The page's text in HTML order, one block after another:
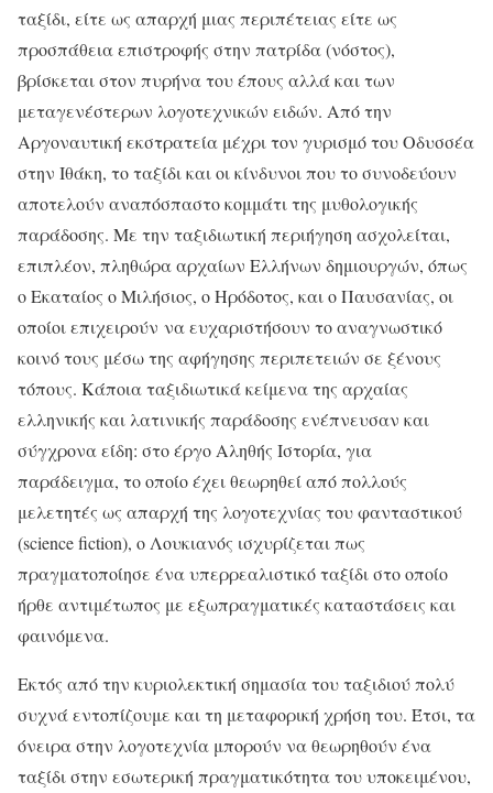
ταξίδι, είτε ως απαρχή μιας περιπέτειας είτε ως
προσπάθεια επιστροφής στην πατρίδα (νόστος),
βρίσκεται στον πυρήνα του έπους αλλά και των
μεταγενέστερων λογοτεχνικών ειδών. Από την
Αργοναυτική εκστρατεία μέχρι τον γυρισμό του Οδυσσέα
στην Ιθάκη, το ταξίδι και οι κίνδυνοι που το συνοδεύουν
αποτελούν αναπόσπαστο κομμάτι της μυθολογικής
παράδοσης. Με την ταξιδιωτική περιήγηση ασχολείται,
επιπλέον, πληθώρα αρχαίων Ελλήνων δημιουργών, όπως
ο Εκαταίος ο Μιλήσιος, ο Ηρόδοτος, και ο Παυσανίας, οι
οποίοι επιχειρούν να ευχαριστήσουν το αναγνωστικό
κοινό τους μέσω της αφήγησης περιπετειών σε ξένους
τόπους. Κάποια ταξιδιωτικά κείμενα της αρχαίας
ελληνικής και λατινικής παράδοσης ενέπνευσαν και
σύγχρονα είδη: στο έργο Αληθής Ιστορία, για
παράδειγμα, το οποίο έχει θεωρηθεί από πολλούς
μελετητές ως απαρχή της λογοτεχνίας του φανταστικού
(science fiction), ο Λουκιανός ισχυρίζεται πως
πραγματοποίησε ένα υπερρεαλιστικό ταξίδι στο οποίο
ήρθε αντιμέτωπος με εξωπραγματικές καταστάσεις και
φαινόμενα.
Εκτός από την κυριολεκτική σημασία του ταξιδιού πολύ
συχνά εντοπίζουμε και τη μεταφορική χρήση του. Έτσι, τα
όνειρα στην λογοτεχνία μπορούν να θεωρηθούν ένα
ταξίδι στην εσωτερική πραγματικότητα του υποκειμένου,